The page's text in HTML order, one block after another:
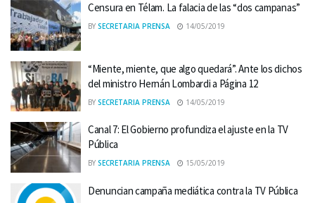
Censura en Télam. La falacia de las “dos campanas”
BY SECRETARIA PRENSA 14/05/2019
“Miente, miente, que algo quedará”. Ante los dichos
del ministro Hernán Lombardi a Página 12
BY SECRETARIA PRENSA 14/05/2019
Canal 7: El Gobierno profundiza el ajuste en la TV
Pública
BY SECRETARIA PRENSA 15/05/2019
Denuncian campaña mediática contra la TV Pública